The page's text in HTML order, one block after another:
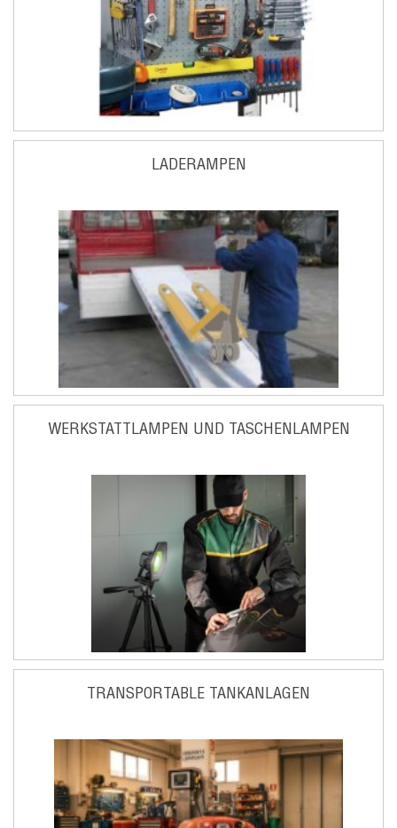
LADERAMPEN
WERKSTATTLAMPEN UND TASCHENLAMPEN
TRANSPORTABLE TANKANLAGEN